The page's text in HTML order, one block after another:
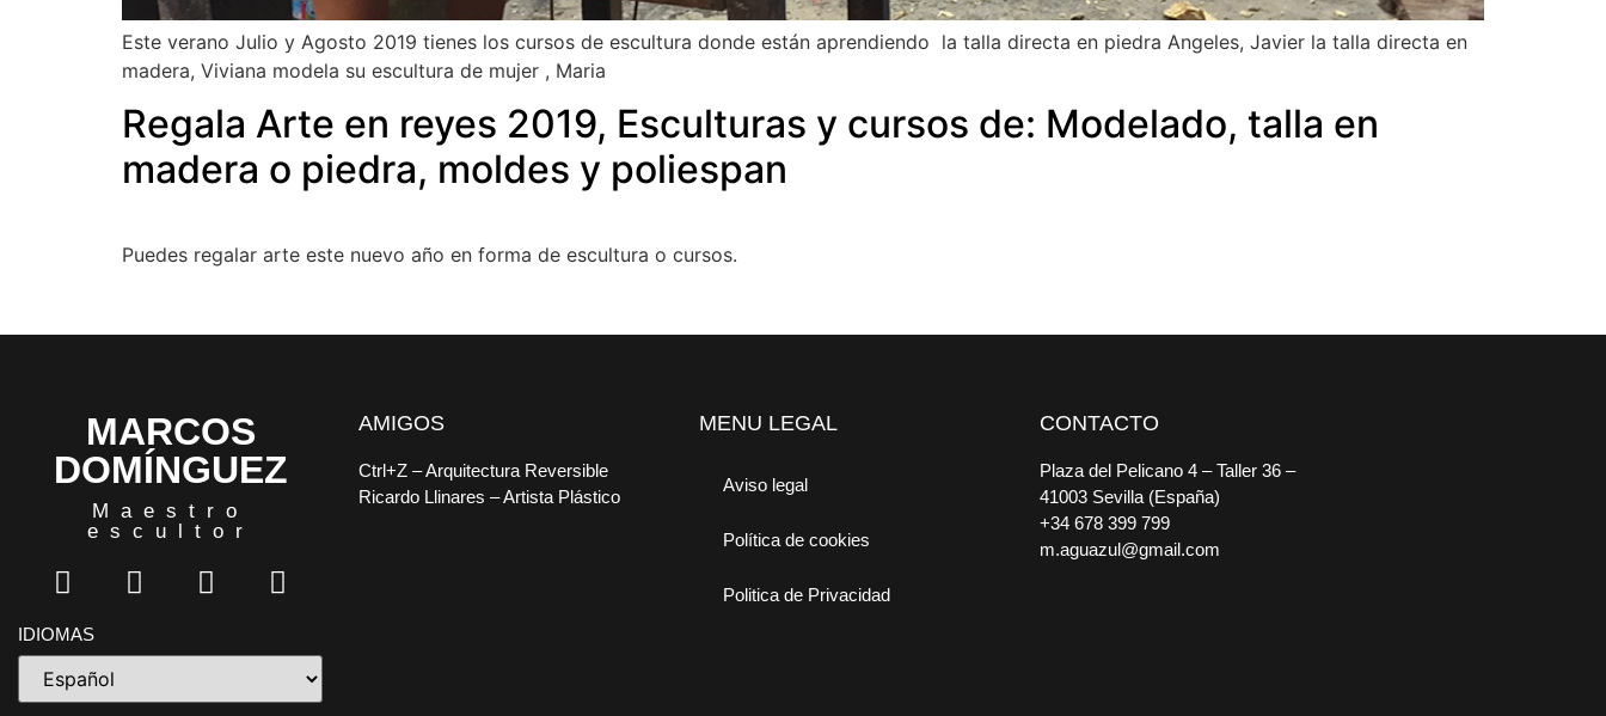
Este verano Julio y Agosto 2019 tienes los cursos de escultura donde están aprendiendo la talla directa en piedra Angeles, Javier la talla directa en
madera, Viviana modela su escultura de mujer , Maria
Regala Arte en reyes 2019, Esculturas y cursos de: Modelado, talla en
madera o piedra, moldes y poliespan
Puedes regalar arte este nuevo año en forma de escultura o cursos.
MARCOS
DOMÍNGUEZ
Maestro
escultor
IDIOMAS
AMIGOS
Ctrl+Z – Arquitectura Reversible
Ricardo Llinares – Artista Plástico
MENU LEGAL
Aviso legal
Política de cookies
Politica de Privacidad
CONTACTO
Plaza del Pelicano 4 – Taller 36 –
41003 Sevilla (España)
+34 678 399 799
m.aguazul@gmail.com